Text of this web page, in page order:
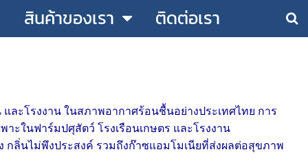
สินค้าของเรา ติดต่อเรา
ละโรงงาน ในสภาพอากาศร้อนชื้นอย่างประเทศไทย การ
ะในฟาร์มปศุสัตว์ โรงเรือนเกษตร และโรงงาน
ลิ่นไม่พึงประสงค์ รวมถึงก๊าซแอมโมเนียที่ส่งผลต่อสุขภาพ